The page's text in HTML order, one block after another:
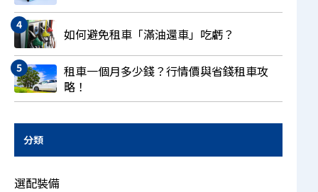
如何避免租車「滿油還車」吃虧？
租車一個月多少錢？行情價與省錢租車攻
略！
分類
選配裝備